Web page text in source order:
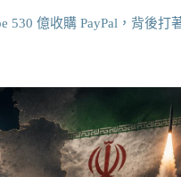
530 億收購 PayPal，背後打